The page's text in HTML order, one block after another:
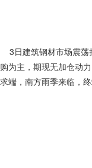
3日建筑钢材市场震荡
购为主，期现无加仓动
求端，南方雨季来临，